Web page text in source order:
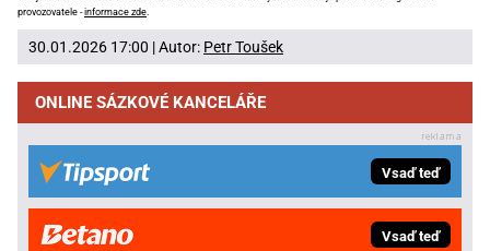
provozovatele -informace zde.
30.01.2026 17:00 | Autor: Petr Toušek
ONLINE SÁZKOVÉ KANCELÁŘE
Vsaď teď
Vsaď teď